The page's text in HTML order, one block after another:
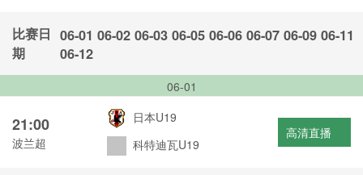
比赛日
期
06-01 06-02 06-03 06-05 06-06 06-07 06-09 06-11
06-12
06-01
21:00
波兰超
日本U19
科特迪瓦U19
高清直播